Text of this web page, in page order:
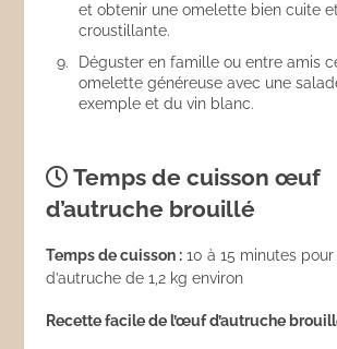
et obtenir une omelette bien cuite
croustillante.
Déguster en famille ou entre amis
omelette généreuse avec une
exemple et du vin blanc.
Temps de cuisson œuf
d’autruche brouillé
Temps de cuisson : 10 à 15 minutes
d’autruche de 1,2 kg environ
Recette facile de l’œuf d’autruche